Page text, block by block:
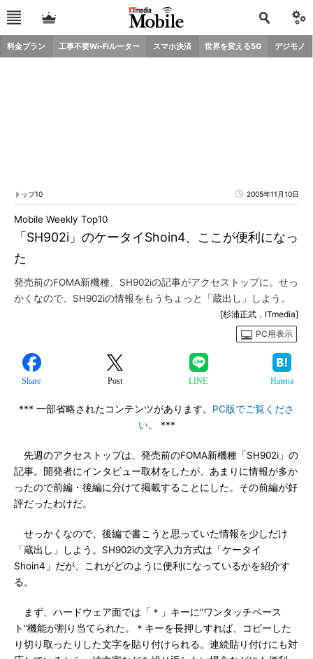
料金プラン 工事不要Wi-Fiルーター スマホ決済 世界を変える5G デジモノ
トップ10 2005年11月10日
「SH902i」のケータイShoin4、ここが便利になっ
た
Mobile Weekly Top10
発売前のFOMA新機種、SH902iの記事がアクセストップに。せっ
かくなので、SH902iの情報をもうちょっと「蔵出し」しよう。
[杉浦正武，ITmedia]
PC用表示
Share Post LINE Hatena
*** 一部省略されたコンテンツがあります。 PC版でご覧くださ
い。
***
先週のアクセストップは、発売前のFOMA新機種「SH902i」の
記事。開発者にインタビュー取材をしたが、あまりに情報が多か
ったので前編・後編に分けて掲載することにした。その前編が好
評だったわけだ。
せっかくなので、後編で書こうと思っていた情報を少しだけ
「蔵出し」しよう。SH902iの文字入力方式は「ケータイ
Shoin4」だが、これがどのように便利になっているかを紹介す
る。
まず、ハードウェア面では「＊」キーに“ワンタッチペース
ト”機能が割り当てられた。＊キーを長押しすれば、コピーした
り切り取ったりした文字を貼り付けられる。連続貼り付けにも対